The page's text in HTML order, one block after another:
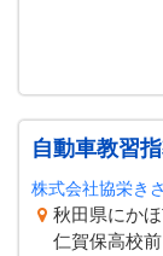
自動車教習
株式会社協栄き
秋田県にか
仁賀保高校